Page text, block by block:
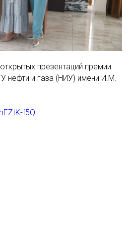
презентаций премии
нефти и газа (НИУ) имени И.М.
f5Q